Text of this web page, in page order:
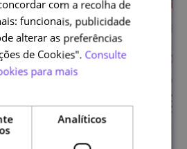
com a recolha de
funcionais, publicidade
alterar as preferências
de Cookies". Consulte
para mais
Analíticos